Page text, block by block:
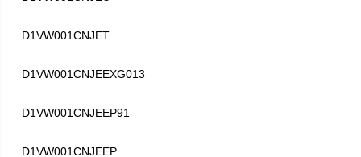
D1VW001CNJET
D1VW001CNJEEXG013
D1VW001CNJEEP91
D1VW001CNJEEP